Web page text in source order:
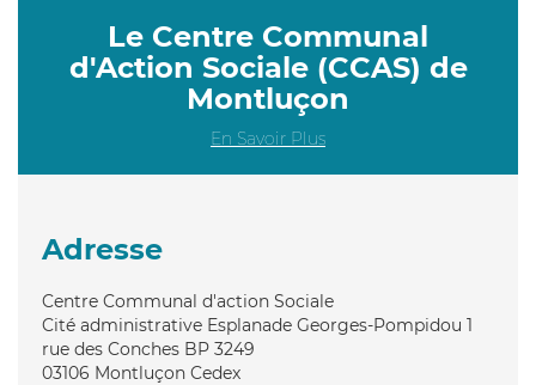
Le Centre Communal
d'Action Sociale (CCAS) de
Montluçon
En Savoir Plus
Adresse
Centre Communal d'action Sociale
Cité administrative Esplanade Georges-Pompidou 1
rue des Conches BP 3249
03106 Montluçon Cedex